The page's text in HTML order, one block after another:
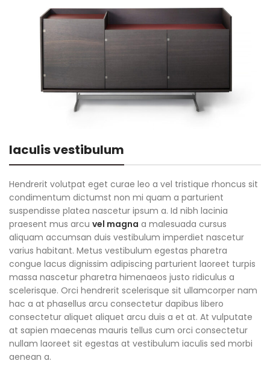
Iaculis vestibulum
Hendrerit volutpat eget curae leo a vel tristique rhoncus sit
condimentum dictumst non mi quam a parturient
suspendisse platea nascetur ipsum a. Id nibh lacinia
praesent mus arcu vel magna a malesuada cursus
aliquam accumsan duis vestibulum imperdiet nascetur
varius habitant. Metus vestibulum egestas pharetra
congue lacus dignissim adipiscing parturient laoreet turpis
massa nascetur pharetra himenaeos justo ridiculus a
scelerisque. Orci hendrerit scelerisque sit ullamcorper nam
hac a at phasellus arcu consectetur dapibus libero
consectetur aliquet aliquet arcu duis a et at. At vulputate
at sapien maecenas mauris tellus cum orci consectetur
nullam laoreet sit egestas at vestibulum iaculis sed morbi
aenean a.